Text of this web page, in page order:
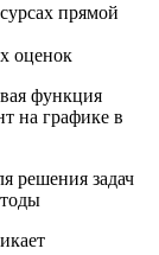
прямой
оценок
функция
на графике в
решения задач